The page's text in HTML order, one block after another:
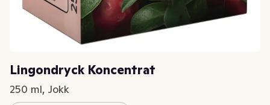
Lingondryck Koncentrat
250 ml, Jokk